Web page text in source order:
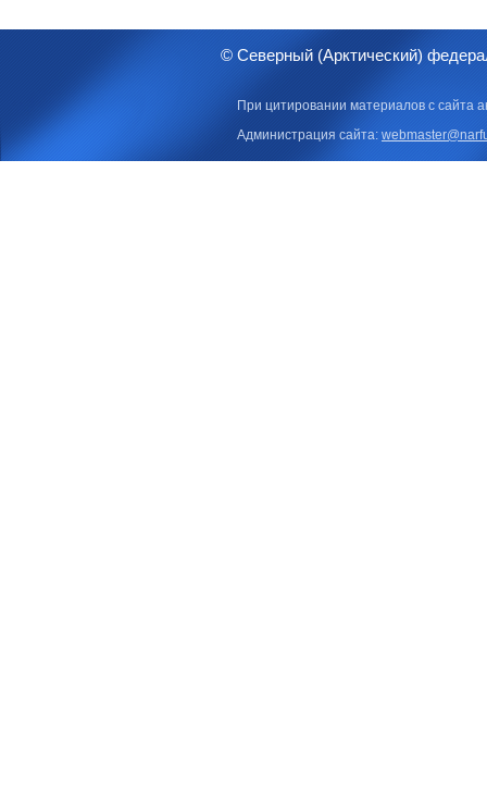
© Северный (Арктический)
При цитировании материалов с сайта
Администрация сайта: